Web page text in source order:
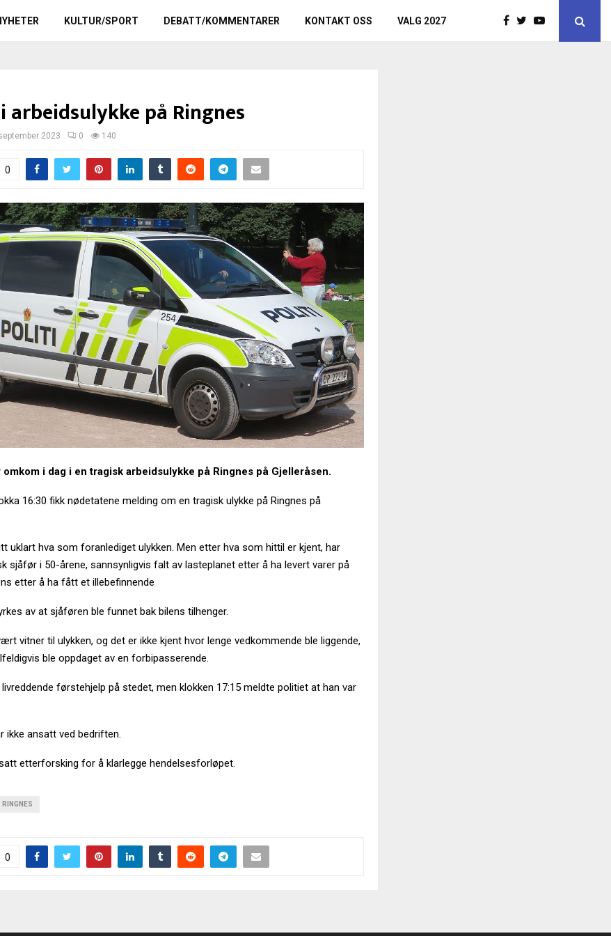
KULTUR/SPORT DEBATT/KOMMENTARER KONTAKT OSS VALG 2027
arbeidsulykke på Ringnes
2023 0 140
0
omkom i dag i en tragisk arbeidsulykke på Ringnes på Gjelleråsen.
16:30 fikk nødetatene melding om en tragisk ulykke på Ringnes på
uklart hva som foranlediget ulykken. Men etter hva som hittil er kjent, har
sjåfør i 50-årene, sannsynligvis falt av lasteplanet etter å ha levert varer på
etter å ha fått et illebefinnende
av at sjåføren ble funnet bak bilens tilhenger.
vitner til ulykken, og det er ikke kjent hvor lenge vedkommende ble liggende,
ble oppdaget av en forbipasserende.
førstehjelp på stedet, men klokken 17:15 meldte politiet at han var
ikke ansatt ved bedriften.
etterforsking for å klarlegge hendelsesforløpet.
RINGNES
0